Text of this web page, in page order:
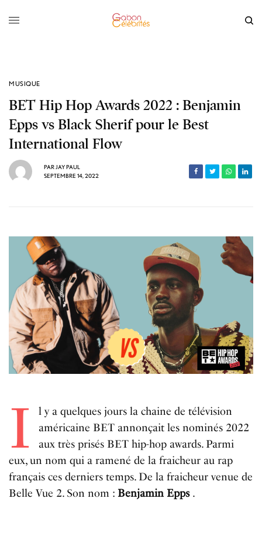
MUSIQUE
BET Hip Hop Awards 2022 : Benjamin
Epps vs Black Sherif pour le Best
International Flow
PARJAY PAUL
SEPTEMBRE 14, 2022
I l y a quelques jours la chaine de télévision
américaine BET annonçait les nominés 2022
aux très prisés BET hip-hop awards. Parmi
eux, un nom qui a ramené de la fraicheur au rap
français ces derniers temps. De la fraicheur venue de
Belle Vue 2. Son nom : Benjamin Epps.